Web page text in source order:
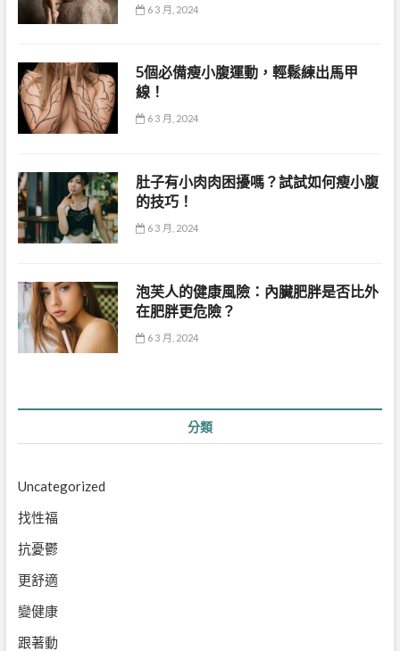
6 3 月, 2024
5個必備瘦小腹運動，輕鬆練出馬甲
線！
6 3 月, 2024
肚子有小肉肉困擾嗎？試試如何瘦小腹
的技巧！
6 3 月, 2024
泡芙人的健康風險：內臟肥胖是否比外
在肥胖更危險？
6 3 月, 2024
分類
Uncategorized
找性福
抗憂鬱
更舒適
變健康
跟著動